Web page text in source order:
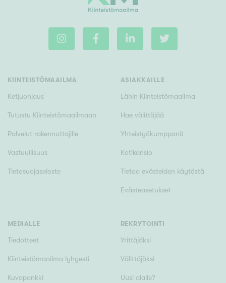
Välttävä
Järvi- tai merinäköala
Maalämpö
Oma ranta
Senioriasunto
KIINTEISTÖMAAILMA
Ketjuohjaus
Tutustu Kiinteistömaailmaan
Palvelut rakennuttajille
Vastuullisuus
Tietosuojaseloste
ASIAKKAILLE
Lähin Kiinteistömaailma
Hae välittäjää
Yhteistyökumppanit
Kotikansio
Tietoa evästeiden käytöstä
Evästeasetukset
MEDIALLE
Tiedotteet
Kiinteistömaailma lyhyesti
Kuvapankki
REKRYTOINTI
Yrittäjäksi
Välittäjäksi
Uusi alalle?